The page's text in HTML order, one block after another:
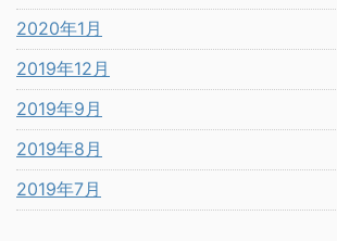
2020年1月
2019年12月
2019年9月
2019年8月
2019年7月